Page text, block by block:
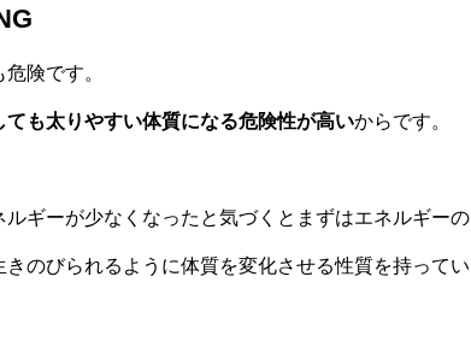
険です。
ても太りやすい体質になる危険性が高いからです。
ギーが少なくなったと気づくとまずはエネルギーの
のびられるように体質を変化させる性質を持ってい